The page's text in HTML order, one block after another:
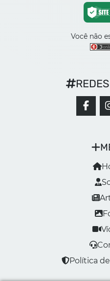
Você não
Política